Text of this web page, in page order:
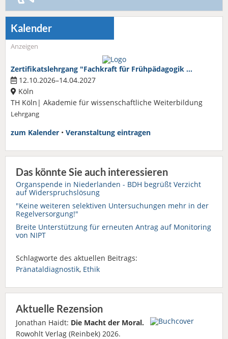
Kalender
Anzeigen
Zertifikatslehrgang "Fachkraft für Frühpädagogik …
12.10.2026–14.04.2027
Köln
TH Köln| Akademie für wissenschaftliche Weiterbildung
Lehrgang
zum Kalender • Veranstaltung eintragen
Das könnte Sie auch interessieren
Organspende in Niederlanden - BDH begrüßt Verzicht
auf Widerspruchslösung
"Keine weiteren selektiven Untersuchungen mehr in der
Regelversorgung!"
Breite Unterstützung für erneuten Antrag auf Monitoring
von NIPT
Schlagworte des aktuellen Beitrags:
Pränataldiagnostik, Ethik
Aktuelle Rezension
Jonathan Haidt: Die Macht der Moral.
Rowohlt Verlag (Reinbek) 2026.